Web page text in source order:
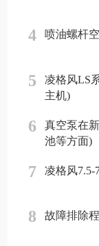
4 喷油螺杆
5
凌格风LS
主机)
6
真空泵在
池等方面)
7 凌格风7.5-
8 故障排除